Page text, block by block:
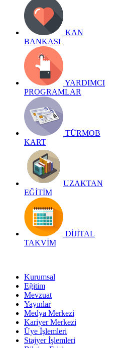
KAN
BANKASI
YARDIMCI
PROGRAMLAR
TÜRMOB
KART
UZAKTAN
EĞİTİM
DİJİTAL
TAKVİM
Kurumsal
Eğitim
Mevzuat
Yayınlar
Medya Merkezi
Kariyer Merkezi
Üye İşlemleri
Stajyer İşlemleri